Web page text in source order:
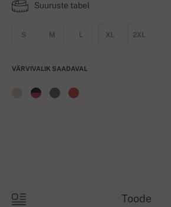
Suuruste tabel
S M L XL 2XL
VÄRVIVALIK SAADAVAL
Toode